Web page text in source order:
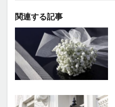
関連する記事